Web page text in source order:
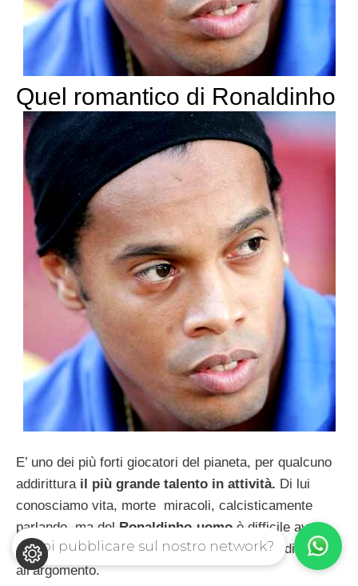
Quel romantico di Ronaldinho
E’ uno dei più forti giocatori del pianeta, per qualcuno
addirittura il più grande talento in attività. Di lui
conosciamo vita, morte miracoli, calcisticamente
parlando, ma del Ronaldinho-uomo è difficile avere
notizie dettagliate, vista la sua riservatezza
di fronte
all’argomento.
Vuoi pubblicare sul nostro network?